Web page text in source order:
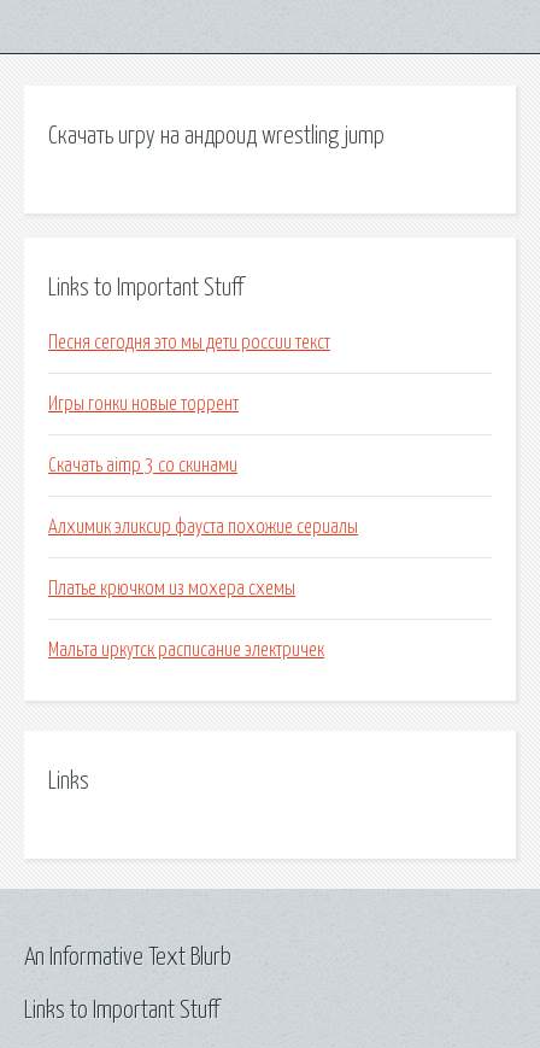
Скачать игру на андроид wrestling jump
Links to Important Stuff
Песня сегодня это мы дети россии текст
Игры гонки новые торрент
Скачать aimp 3 со скинами
Алхимик эликсир фауста похожие сериалы
Платье крючком из мохера схемы
Мальта иркутск расписание электричек
Links
Links to Important Stuff
An Informative Text Blurb